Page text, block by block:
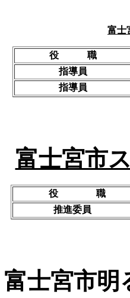
富士
役 職
指導員
指導員
富士宮市
役 職
推進委員
富士宮市明